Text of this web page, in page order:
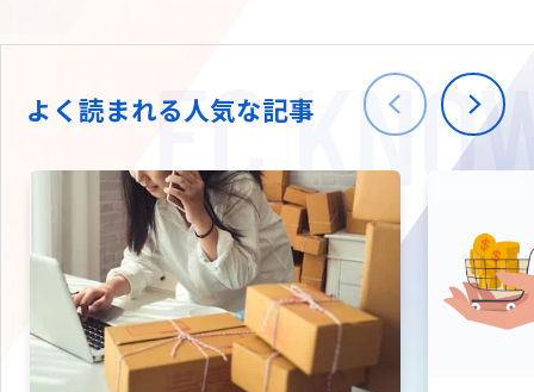
海外進出・現地
W2
拡張プラグイン一覧
会社情報
TW
よく読まれる人気な記事